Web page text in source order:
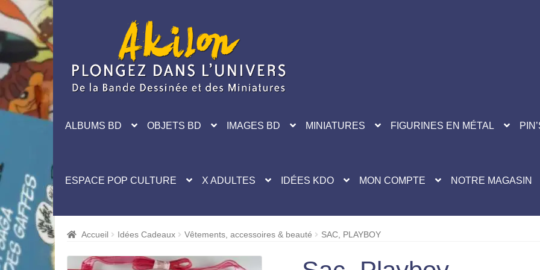
navigation
ALBUMS BD OBJETS BD IMAGES BD MINIATURES FIGURINES EN MÉTAL
ESPACE POP CULTURE X ADULTES IDÉES KDO MON COMPTE NOTRE MAGASIN
Accueil Idées Cadeaux Vêtements, accessoires & beauté SAC, PLAYBOY